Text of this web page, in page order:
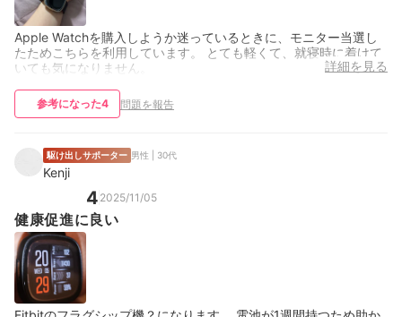
Apple Watchを購入しようか迷っているときに、モニター当選し
たためこちらを利用しています。 とても軽くて、就寝時に着けて
いても気になりません。
詳細を見る
参考になった4 問題を報告
駆け出しサポーター 男性 | 30代
Kenji
4 2025/11/05
健康促進に良い